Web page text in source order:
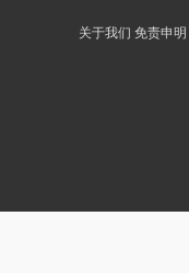
关于我们 免责申明